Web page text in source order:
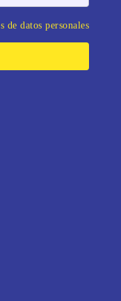
de datos personales